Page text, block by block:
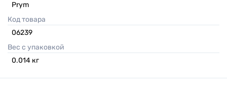
Prym
Код товара
06239
Вес с упаковкой
0.014 кг